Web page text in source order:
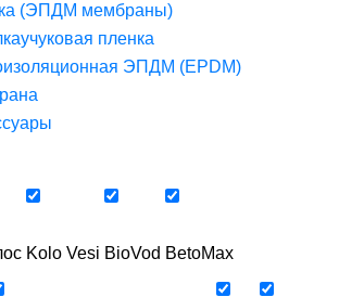
(ЭПДМ мембраны)
пленка
ЭПДМ (EPDM)
Kolo Vesi BioVod BetoMax